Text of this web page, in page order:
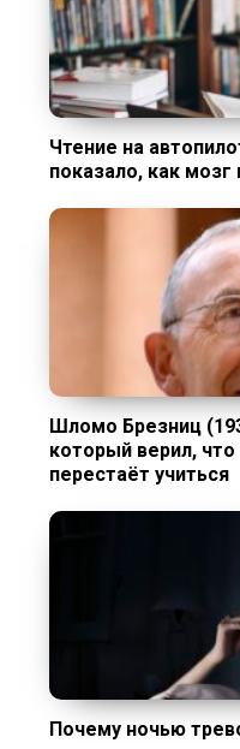
Чтение на
показало, как
Шломо Брезниц
который верил,
перестаёт учиться
Почему ночью